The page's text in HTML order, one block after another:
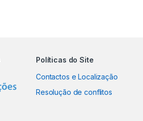
Políticas do Site
Contactos e Localização
Resolução de conflitos